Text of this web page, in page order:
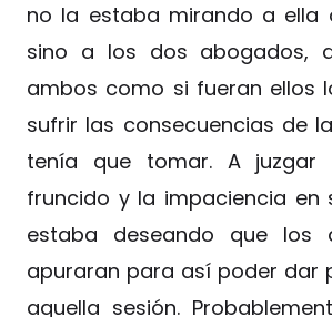
no la estaba mirando a ella
sino a los dos abogados,
ambos como si fueran ellos
sufrir las consecuencias de
tenía que tomar. A juzgar
fruncido y la impaciencia en
estaba deseando que los
apuraran para así poder dar
aquella sesión.